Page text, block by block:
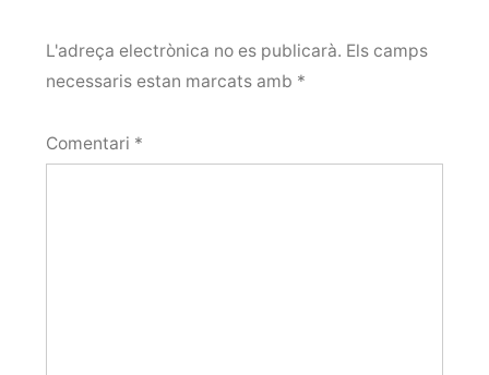
L'adreça electrònica no es publicarà. Els camps
necessaris estan marcats amb *
Comentari *